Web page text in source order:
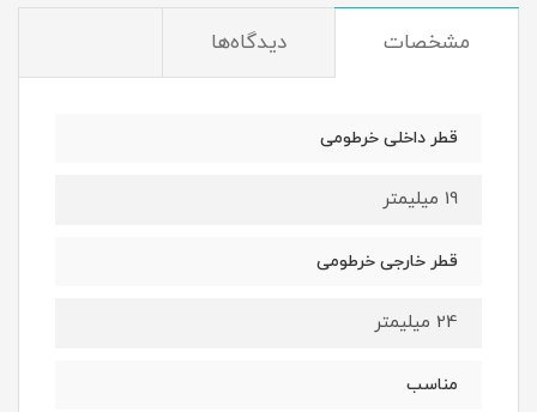
مشخصات دیدگاه‌ها
قطر داخلی خرطومی
19 میلیمتر
قطر خارجی خرطومی
24 میلیمتر
مناسب